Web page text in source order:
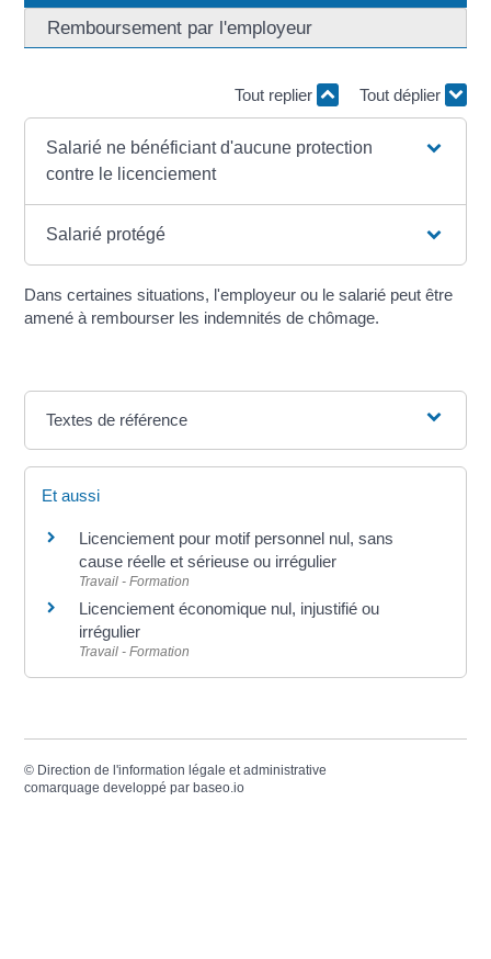
Remboursement par l'employeur
Tout replier Tout déplier
Salarié ne bénéficiant d'aucune protection
contre le licenciement
Salarié protégé
Dans certaines situations, l'employeur ou le salarié peut être
amené à rembourser les indemnités de chômage.
Textes de référence
Et aussi
Licenciement pour motif personnel nul, sans
cause réelle et sérieuse ou irrégulier
Travail - Formation
Licenciement économique nul, injustifié ou
irrégulier
Travail - Formation
© Direction de l'information légale et administrative
comarquage developpé parbaseo.io